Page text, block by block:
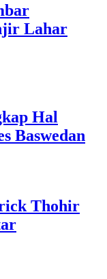
Lahar
Hal
Baswedan
Thohir